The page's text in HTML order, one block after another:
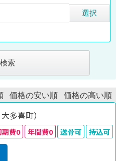
選択
検索
大多喜町）
期費0 年間費0 送骨可 持込可